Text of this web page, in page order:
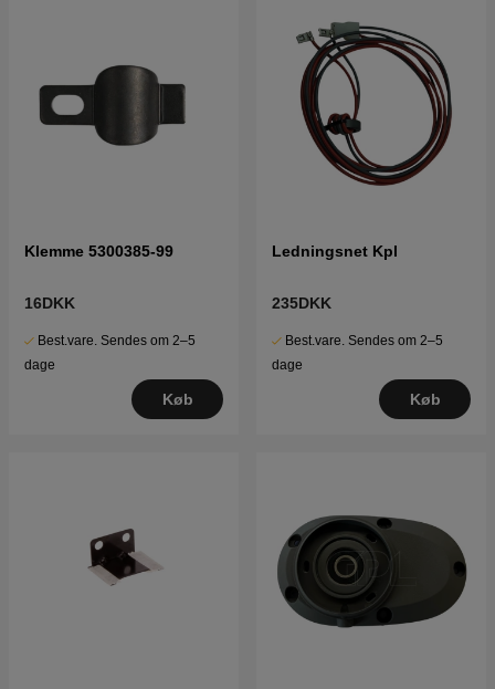
Klemme 5300385-99
16DKK
Best.vare. Sendes om 2–5
dage
Køb
Ledningsnet Kpl
235DKK
Best.vare. Sendes om 2–5
dage
Køb